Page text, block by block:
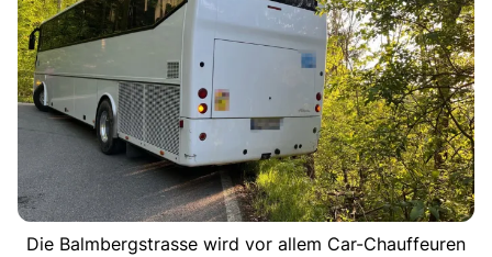
Die Balmbergstrasse wird vor allem Car-Chauffeuren